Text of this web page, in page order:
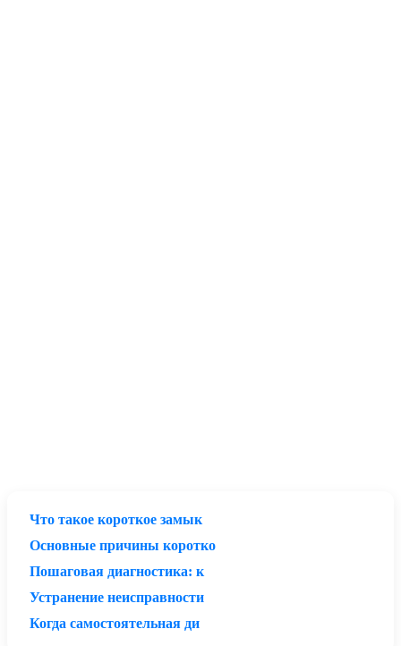
Что такое короткое замык
Основные причины коротко
Пошаговая диагностика: к
Устранение неисправности
Когда самостоятельная ди